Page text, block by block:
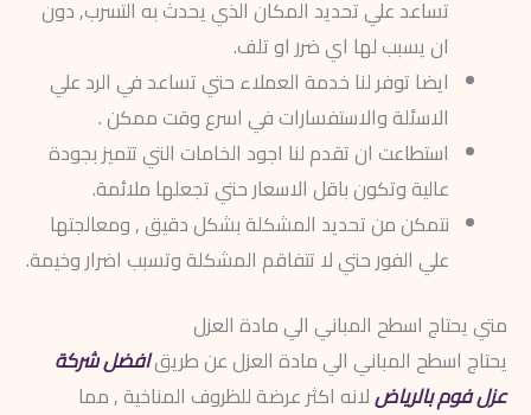
تساعد علي تحديد المكان الذي يحدث به التسرب, دون
ان يسبب لها اي ضرر او تلف.
ايضا توفر لنا خدمة العملاء حتي تساعد في الرد علي
الاسئلة والاستفسارات في اسرع وقت ممكن .
استطاعت ان تقدم لنا اجود الخامات التي تتميز بجودة
عالية وتكون باقل الاسعار حتي تجعلها ملائمة.
نتمكن من تحديد المشكلة بشكل دقيق , ومعالجتها
علي الفور حتي لا تتفاقم المشكلة وتسبب اضرار وخيمة.
متي يحتاج اسطح المباني الي مادة العزل
يحتاج اسطح المباني الي مادة العزل عن طريقافضل شركة
عزل فوم بالرياضلانه اكثر عرضة للظروف المناخية , مما